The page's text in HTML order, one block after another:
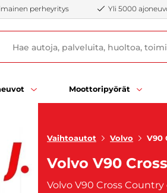
perheyritys Yli 5000
Moottoripyörät
Vaihtoautot Volvo V90
Volvo V90
Volvo V90 Cross